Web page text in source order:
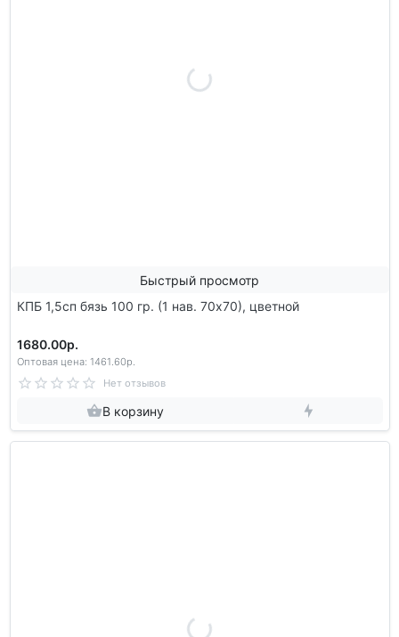
Быстрый просмотр
КПБ 1,5сп бязь 100 гр. (1 нав. 70х70), цветной
1680.00р.
Оптовая цена: 1461.60р.
Нет отзывов
В корзину